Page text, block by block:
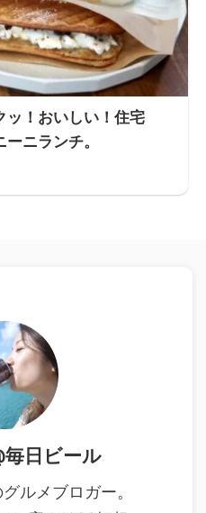
ッ！おいしい！住宅
ニランチ。
日ビール
ルメブロガー。